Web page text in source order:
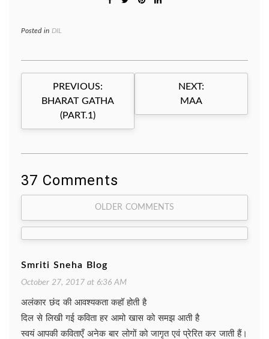
Posted in DIL
Post
navigation
PREVIOUS:
BHARAT GATHA
(PART.1)
NEXT:
MAA
37 Comments
Comment
navigation
OLDER COMMENTS
Smriti Sneha Blog
October 27, 2017 at 6:36 AM
अलंकार छंद की आवश्यकता कहॉ होती है
दिल से लिखी गई कविता हर आमो खास को समझ आती है
स्वयं आपकी कविताएँ अनेक बार लोगों को जागृत एवं प्रेरित कर जाती हैं।